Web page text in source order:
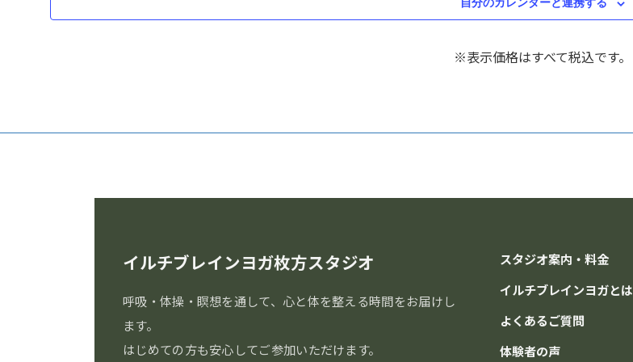
※表示価格はすべて税込です。
イルチブレインヨガ枚方スタジオ
呼吸・体操・瞑想を通して、心と体を整える時間をお届けし
ます。
はじめての方も安心してご参加いただけます。
スタジオ案内・料金
イルチブレインヨガとは
よくあるご質問
体験者の声